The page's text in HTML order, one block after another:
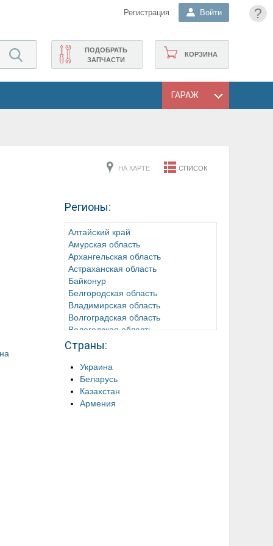
?
Регистрация Войти
КОРЗИНА
ПОДОБРАТЬ
ЗАПЧАСТИ
ГАРАЖ
НА КАРТЕ СПИСОК
Регионы:
Алтайский край
Амурская область
Архангельская область
Астраханская область
Байконур
Белгородская область
Владимирская область
Волгоградская область
Вологодская область
Воронежская область
Донецкая Народная Республика
Забайкальский край
Ивановская область
Иркутская область
Кабардино-Балкарская Республика
Страны:
Украина
Беларусь
Казахстан
Армения